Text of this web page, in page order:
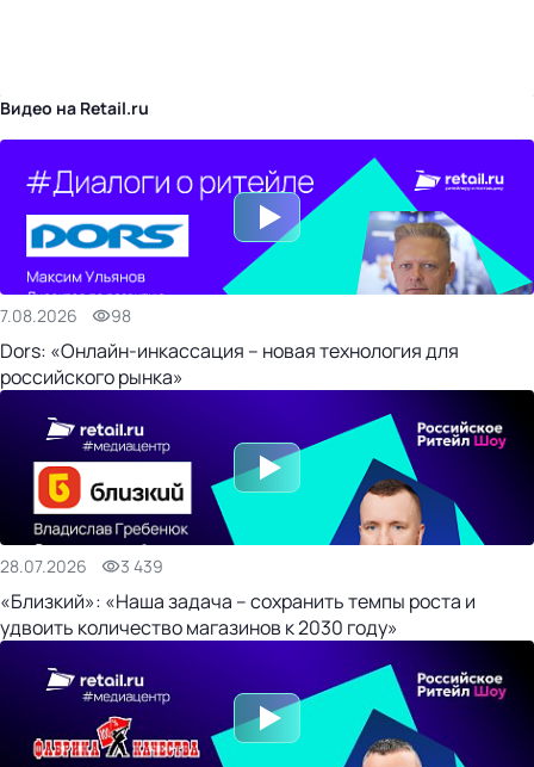
Видео на Retail.ru
7.08.2026 98
Dors: «Онлайн-инкассация – новая технология для
российского рынка»
28.07.2026 3 439
«Близкий»: «Наша задача – сохранить темпы роста и
удвоить количество магазинов к 2030 году»